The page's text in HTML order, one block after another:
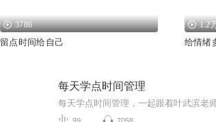
3786
留点时间给自己
1.2
给情绪
每天学点时间管理
每天学点时间管理，一起跟着叶武滨老